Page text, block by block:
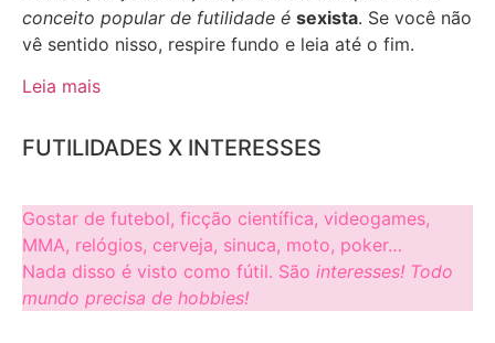
conceito popular de futilidade é sexista. Se você não
vê sentido nisso, respire fundo e leia até o fim.
Leia mais
FUTILIDADES X INTERESSES
Gostar de futebol, ficção científica, videogames,
MMA, relógios, cerveja, sinuca, moto, poker…
Nada disso é visto como fútil. São interesses! Todo
mundo precisa de hobbies!